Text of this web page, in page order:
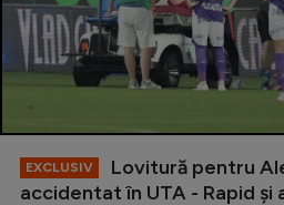
EXCLUSIV
Lovitură pentru
accidentat în UTA - Rapid și